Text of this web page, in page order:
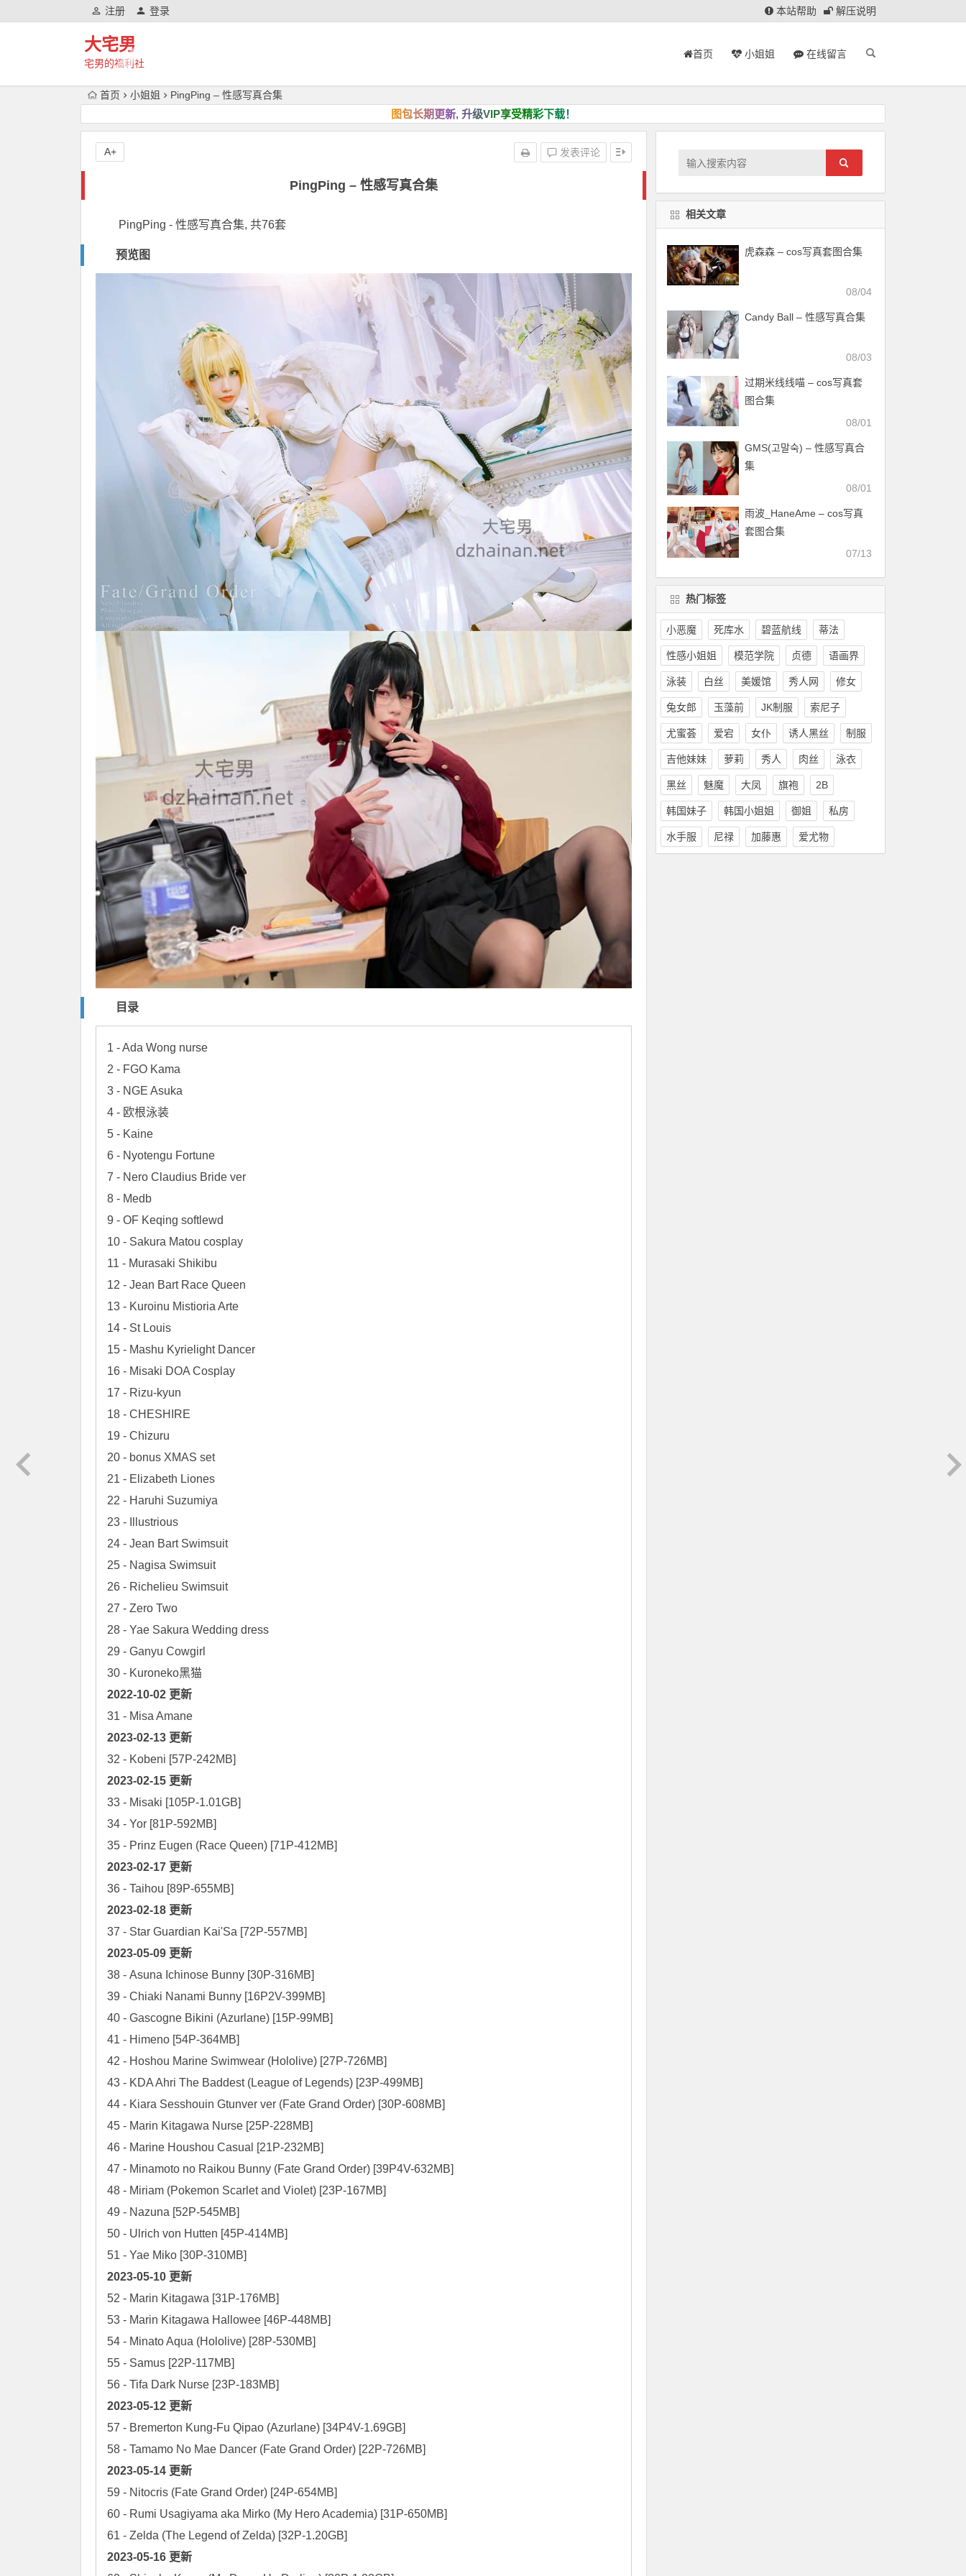
注册 登录 本站帮助 解压说明
大宅男
宅男的福利社
首页 小姐姐 在线留言
首页 小姐姐 PingPing – 性感写真合集
图包长期更新, 升级VIP享受精彩下载！
PingPing – 性感写真合集
发表评论
A+
PingPing - 性感写真合集, 共76套
预览图
目录
1 - Ada Wong nurse
2 - FGO Kama
3 - NGE Asuka
4 - 欧根泳装
5 - Kaine
6 - Nyotengu Fortune
7 - Nero Claudius Bride ver
8 - Medb
9 - OF Keqing softlewd
10 - Sakura Matou cosplay
11 - Murasaki Shikibu
12 - Jean Bart Race Queen
13 - Kuroinu Mistioria Arte
14 - St Louis
15 - Mashu Kyrielight Dancer
16 - Misaki DOA Cosplay
17 - Rizu-kyun
18 - CHESHIRE
19 - Chizuru
20 - bonus XMAS set
21 - Elizabeth Liones
22 - Haruhi Suzumiya
23 - Illustrious
24 - Jean Bart Swimsuit
25 - Nagisa Swimsuit
26 - Richelieu Swimsuit
27 - Zero Two
28 - Yae Sakura Wedding dress
29 - Ganyu Cowgirl
2022-10-02 更新
2023-02-13 更新
33 - Misaki [105P-1.01GB]
34 - Yor [81P-592MB]
2023-02-17 更新
2023-02-18 更新
2023-05-09 更新
38 - Asuna Ichinose Bunny [30P-316MB]
39 - Chiaki Nanami Bunny [16P2V-399MB]
40 - Gascogne Bikini (Azurlane) [15P-99MB]
41 - Himeno [54P-364MB]
42 - Hoshou Marine Swimwear (Hololive) [27P-726MB]
43 - KDA Ahri The Baddest (League of Legends) [23P-499MB]
44 - Kiara Sesshouin Gtunver ver (Fate Grand Order) [30P-608MB]
45 - Marin Kitagawa Nurse [25P-228MB]
46 - Marine Houshou Casual [21P-232MB]
47 - Minamoto no Raikou Bunny (Fate Grand Order) [39P4V-632MB]
48 - Miriam (Pokemon Scarlet and Violet) [23P-167MB]
49 - Nazuna [52P-545MB]
50 - Ulrich von Hutten [45P-414MB]
2023-05-10 更新
52 - Marin Kitagawa [31P-176MB]
53 - Marin Kitagawa Hallowee [46P-448MB]
54 - Minato Aqua (Hololive) [28P-530MB]
55 - Samus [22P-117MB]
2023-05-12 更新
57 - Bremerton Kung-Fu Qipao (Azurlane) [34P4V-1.69GB]
2023-05-14 更新
59 - Nitocris (Fate Grand Order) [24P-654MB]
60 - Rumi Usagiyama aka Mirko (My Hero Academia) [31P-650MB]
2023-05-16 更新
相关文章
虎森森 – cos写真套图合集
08/04
Candy Ball – 性感写真合集
08/03
过期米线线喵 – cos写真套
图合集
08/01
GMS(고말숙) – 性感写真合
集
08/01
雨波_HaneAme – cos写真
套图合集
07/13
热门标签
小恶魔 死库水 碧蓝航线 蒂法
性感小姐姐 模范学院 贞德 语画界
泳装 白丝 美媛馆 秀人网 修女
兔女郎 玉藻前 JK制服 索尼子
尤蜜荟 爱宕 女仆 诱人黑丝 制服
吉他妹妹 萝莉 秀人 肉丝 泳衣
黑丝 魅魔 大凤 旗袍 2B
韩国妹子 韩国小姐姐 御姐 私房
水手服 尼禄 加藤惠 爱尤物